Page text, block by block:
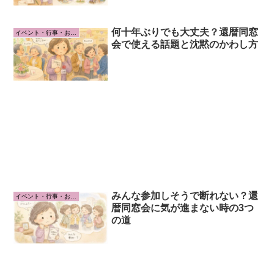
イベント・行事・お祝い事
何十年ぶりでも大丈夫？還暦同窓
会で使える話題と沈黙のかわし方
みんな参加しそうで断れない？還
暦同窓会に気が進まない時の3つ
の道